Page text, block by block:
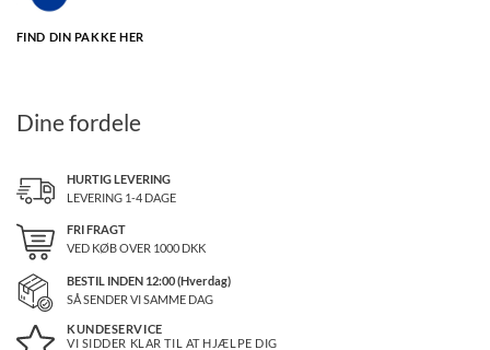
FIND DIN PAKKE HER
Dine fordele
HURTIG LEVERING
LEVERING 1-4 DAGE
FRI FRAGT
VED KØB OVER 1000DKK
BESTIL INDEN 12:00 (Hverdag)
SÅ SENDER VI SAMME DAG
KUNDESERVICE
VI SIDDER KLAR TIL AT HJÆLPE DIG